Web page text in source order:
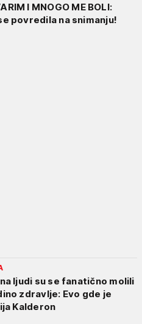
I MNOGO ME BOLI:
povredila na snimanju!
ljudi su se fanatično molili
zdravlje: Evo gde je
Kalderon